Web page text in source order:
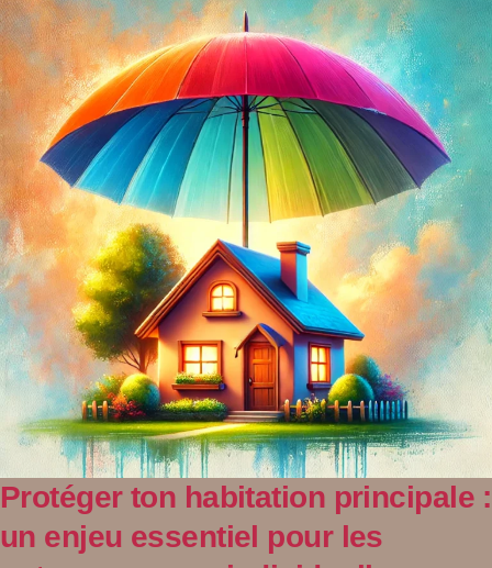
Protéger ton habitation principale :
un enjeu essentiel pour les